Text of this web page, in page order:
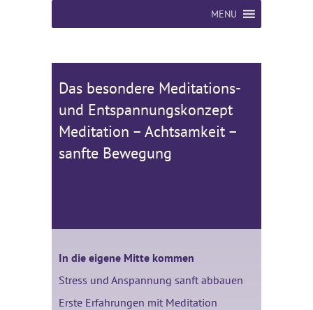
MENU
Das besondere Meditations-
und Entspannungskonzept
Meditation – Achtsamkeit –
sanfte Bewegung
In die eigene Mitte kommen
Stress und Anspannung sanft abbauen
Erste Erfahrungen mit Meditation